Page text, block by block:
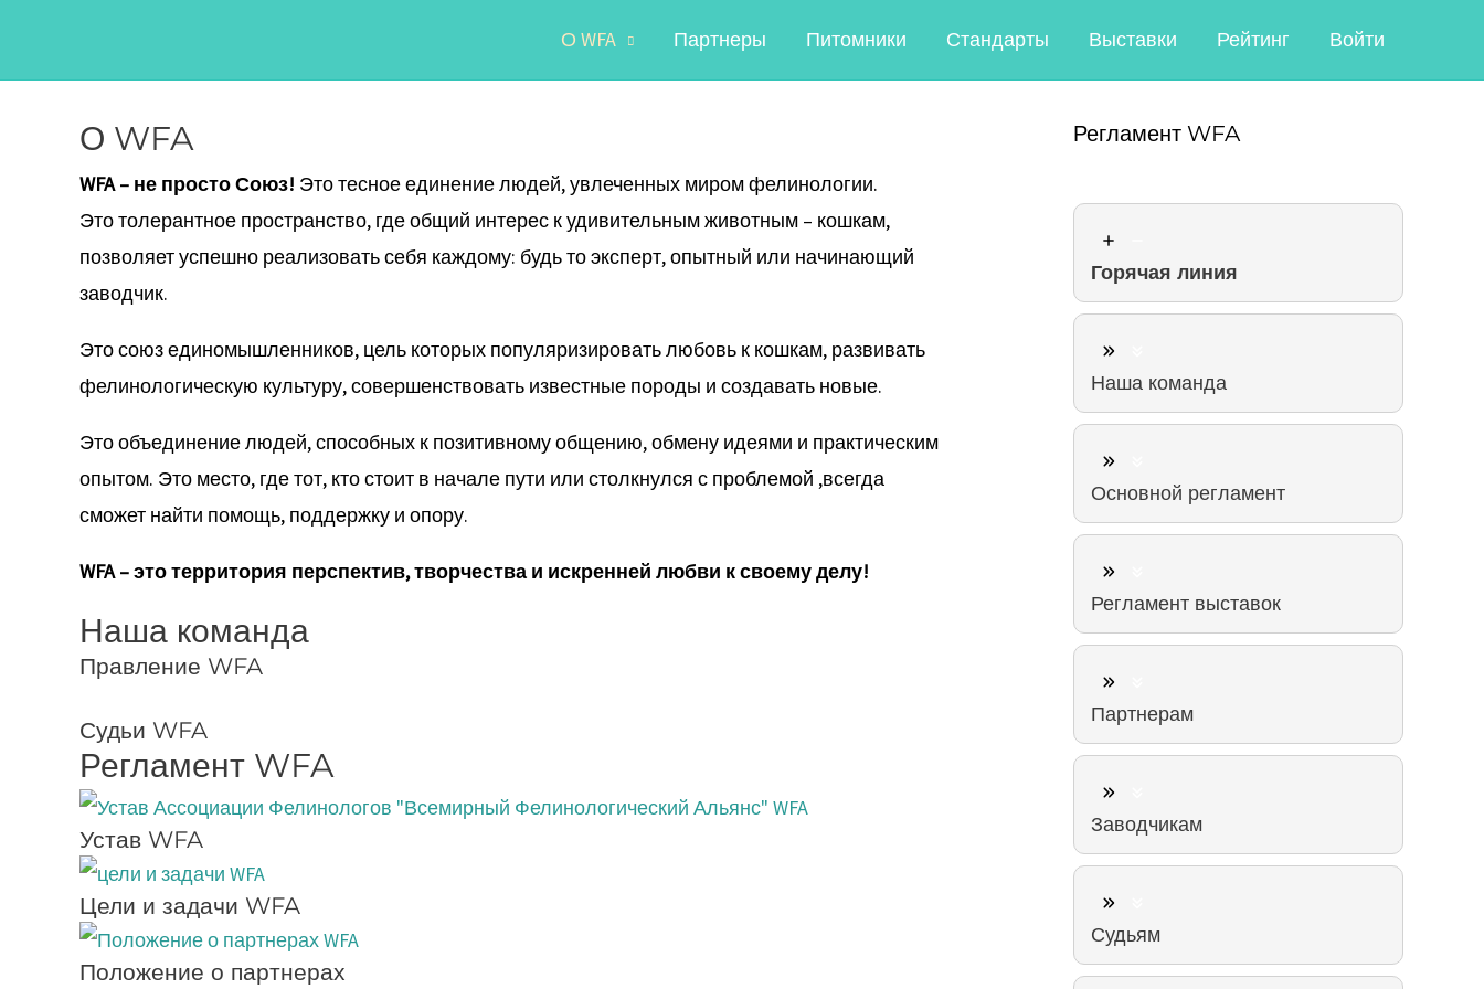
О WFA Партнеры Питомники Стандарты Выставки Рейтинг Войти
О WFA
WFA – не просто Союз! Это тесное единение людей, увлеченных миром фелинологии.
Это толерантное пространство, где общий интерес к удивительным животным – кошкам,
позволяет успешно реализовать себя каждому: будь то эксперт, опытный или начинающий
заводчик.
Это союз единомышленников, цель которых популяризировать любовь к кошкам, развивать
фелинологическую культуру, совершенствовать известные породы и создавать новые.
Это объединение людей, способных к позитивному общению, обмену идеями и практическим
опытом. Это место, где тот, кто стоит в начале пути или столкнулся с проблемой ,всегда
сможет найти помощь, поддержку и опору.
WFA – это территория перспектив, творчества и искренней любви к своему делу!
Наша команда
Правление WFA
Судьи WFA
Регламент WFA
Устав WFA
Цели и задачи WFA
Положение о партнерах
Регламент WFA
Горячая линия
Наша команда
Основной регламент
Регламент выставок
Партнерам
Заводчикам
Судьям